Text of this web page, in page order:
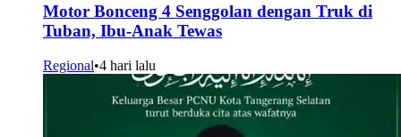
Motor Bonceng 4 Senggolan dengan Truk di
Tuban, Ibu-Anak Tewas
Regional•4 hari lalu